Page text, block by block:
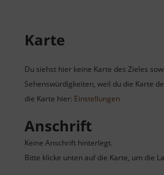
Karte
Du siehst hier keine Karte des Zieles
Sehenswürdigkeiten, weil du die Karte
die Karte hier: Einstellungen
Anschrift
Keine Anschrift hinterlegt.
Bitte klicke unten auf die Karte, um die